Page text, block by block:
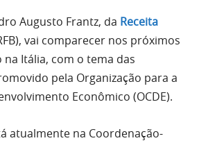
Augusto Frantz, da Receita
vai comparecer nos próximos
Itália, com o tema das
pela Organização para a
Econômico (OCDE).
atualmente na Coordenação-